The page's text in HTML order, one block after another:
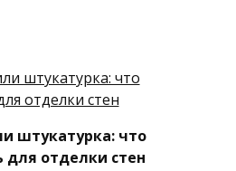
штукатурка: что
отделки стен